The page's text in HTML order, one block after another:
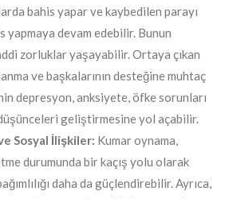
bahis yapar ve kaybedilen parayı
yapmaya devam edebilir. Bunun
zorluklar yaşayabilir. Ortaya çıkan
ve başkalarının desteğine muhtaç
depresyon, anksiyete, öfke sorunları
geliştirmesine yol açabilir.
Sosyal İlişkiler: Kumar oynama,
durumunda bir kaçış yolu olarak
daha da güçlendirebilir. Ayrıca,